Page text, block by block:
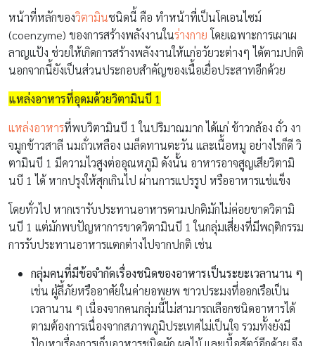
หน้าที่หลักของวิตามินชนิดนี้ คือ ทำหน้าที่เป็นโคเอนไซม์
(coenzyme) ของการสร้างพลังงานในร่างกาย โดยเฉพาะการเผาเผ
ลาญแป้ง ช่วยให้เกิดการสร้างพลังงานให้แก่อวัยวะต่างๆ ได้ตามปกติ
นอกจากนี้ยังเป็นส่วนประกอบสำคัญของเนื้อเยื่อประสาทอีกด้วย
แหล่งอาหารที่อุดมด้วยวิตามินบี 1
แหล่งอาหารที่พบวิตามินบี 1 ในปริมาณมาก ได้แก่ ข้าวกล้อง ถั่ว งา
จมูกข้าวสาลี นมถั่วเหลือง เมล็ดทานตะวัน และเนื้อหมู อย่างไรก็ดี วิ
ตามินบี 1 มีความไวสูงต่ออุณหภูมิ ดังนั้น อาหารอาจสูญเสียวิตามิ
นบี 1 ได้ หากปรุงให้สุกเกินไป ผ่านการแปรรูป หรืออาหารแช่แข็ง
โดยทั่วไป หากเรารับประทานอาหารตามปกติมักไม่ค่อยขาดวิตามิ
นบี 1 แต่มักพบปัญหาการขาดวิตามินบี 1 ในกลุ่มเสี่ยงที่มีพฤติกรรม
การรับประทานอาหารแตกต่างไปจากปกติ เช่น
กลุ่มคนที่มีข้อจำกัดเรื่องชนิดของอาหารเป็นระยะเวลานาน ๆ
เช่น ผู้ลี้ภัยหรืออาศัยในค่ายอพยพ ชาวประมงที่ออกเรือเป็น
เวลานาน ๆ เนื่องจากคนกลุ่มนี้ไม่สามารถเลือกชนิดอาหารได้
ตามต้องการเนื่องจากสภาพภูมิประเทศไม่เป็นใจ รวมทั้งยังมี